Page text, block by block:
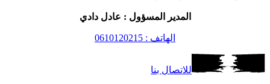
المدير المسؤول : عادل دادي
الهاتف : 0610120215
للاتصال بنا